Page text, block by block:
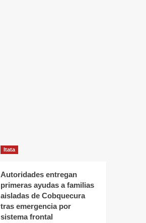
Itata
Autoridades entregan
primeras ayudas a familias
aisladas de Cobquecura
tras emergencia por
sistema frontal